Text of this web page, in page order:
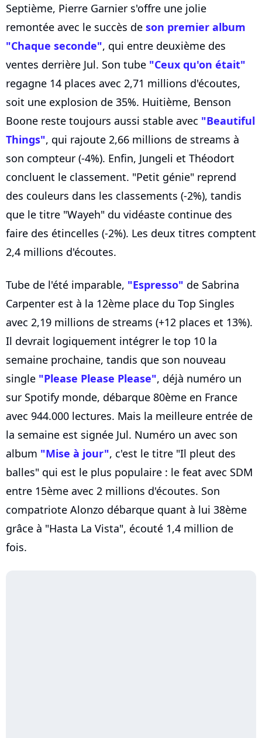
Septième, Pierre Garnier s'offre une jolie
remontée avec le succès de son premier album
"Chaque seconde", qui entre deuxième des
ventes derrière Jul. Son tube "Ceux qu'on était"
regagne 14 places avec 2,71 millions d'écoutes,
soit une explosion de 35%. Huitième, Benson
Boone reste toujours aussi stable avec "Beautiful
Things", qui rajoute 2,66 millions de streams à
son compteur (-4%). Enfin, Jungeli et Théodort
concluent le classement. "Petit génie" reprend
des couleurs dans les classements (-2%), tandis
que le titre "Wayeh" du vidéaste continue des
faire des étincelles (-2%). Les deux titres comptent
2,4 millions d'écoutes.
Tube de l'été imparable, "Espresso" de Sabrina
Carpenter est à la 12ème place du Top Singles
avec 2,19 millions de streams (+12 places et 13%).
Il devrait logiquement intégrer le top 10 la
semaine prochaine, tandis que son nouveau
single "Please Please Please", déjà numéro un
sur Spotify monde, débarque 80ème en France
avec 944.000 lectures. Mais la meilleure entrée de
la semaine est signée Jul. Numéro un avec son
album "Mise à jour", c'est le titre "Il pleut des
balles" qui est le plus populaire : le feat avec SDM
entre 15ème avec 2 millions d'écoutes. Son
compatriote Alonzo débarque quant à lui 38ème
grâce à "Hasta La Vista", écouté 1,4 million de
fois.